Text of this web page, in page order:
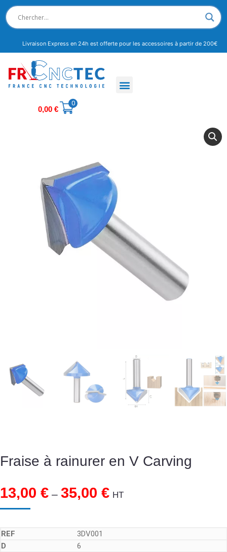
Livraison Express en 24h est offerte pour les accessoires à partir de 200€
0,00 €
0
Fraise à rainurer en V Carving
13,00 € – 35,00 € HT
3DV001
6